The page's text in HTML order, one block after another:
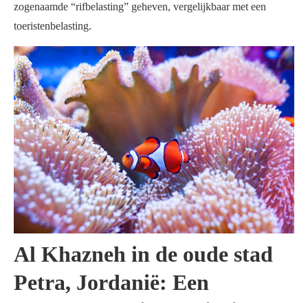
zogenaamde “rifbelasting” geheven, vergelijkbaar met een
toeristenbelasting.
Al Khazneh in de oude stad
Petra, Jordanië: Een